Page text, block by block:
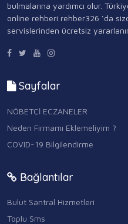
bulmalarına yardımcı olur.
online rehberi rehber326 ‘da
servislerinden ücretsiz
Sayfalar
NÖBETÇİ ECZANELER
Neden Firmamı Eklemeliyim ?
COVID-19 Bilgilendirme
Bağlantılar
Bulut Santral Hizmetleri
Toplu Sms